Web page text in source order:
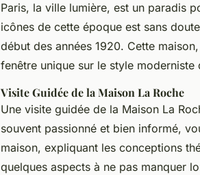
Paris, la ville lumière, est un paradis
icônes de cette époque est sans
début des années 1920. Cette
fenêtre unique sur le style moderniste
Visite Guidée de la Maison La Roche
Une visite guidée de la Maison La
souvent passionné et bien informé,
maison, expliquant les conceptions
quelques aspects à ne pas manquer